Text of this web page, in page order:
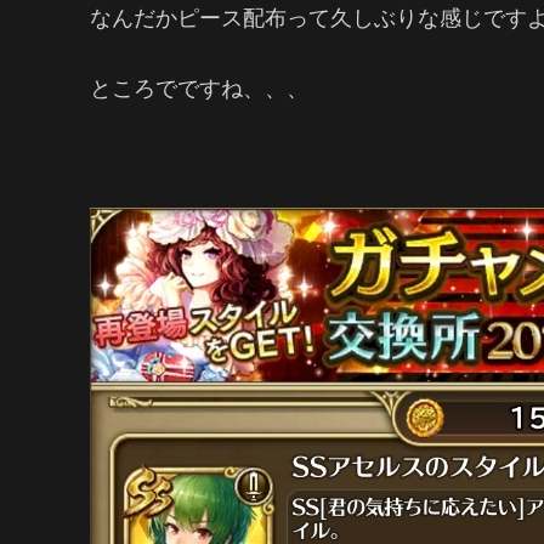
なんだかピース配布って久しぶりな感じです
ところでですね、、、